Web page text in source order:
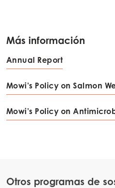
Más información
Annual Report
Mowi’s Policy on Salmon
Mowi’s Policy on
Otros programas de